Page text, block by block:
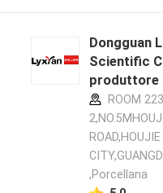
Dongguan
Scientific
produttore
ROOM
,Porcellana